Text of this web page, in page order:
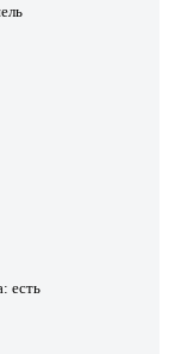
есть